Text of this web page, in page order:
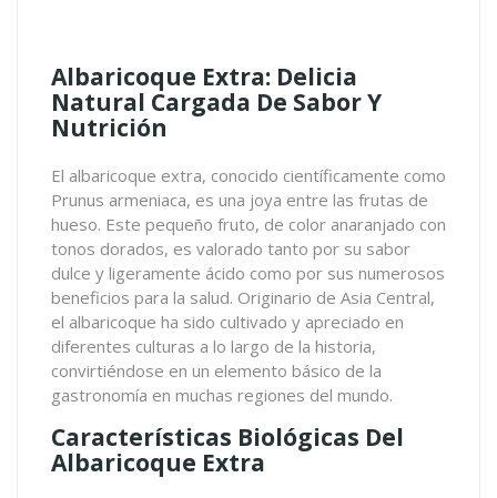
Albaricoque Extra: Delicia
Natural Cargada De Sabor Y
Nutrición
El albaricoque extra, conocido científicamente como
Prunus armeniaca, es una joya entre las frutas de
hueso. Este pequeño fruto, de color anaranjado con
tonos dorados, es valorado tanto por su sabor
dulce y ligeramente ácido como por sus numerosos
beneficios para la salud. Originario de Asia Central,
el albaricoque ha sido cultivado y apreciado en
diferentes culturas a lo largo de la historia,
convirtiéndose en un elemento básico de la
gastronomía en muchas regiones del mundo.
Características Biológicas Del
Albaricoque Extra